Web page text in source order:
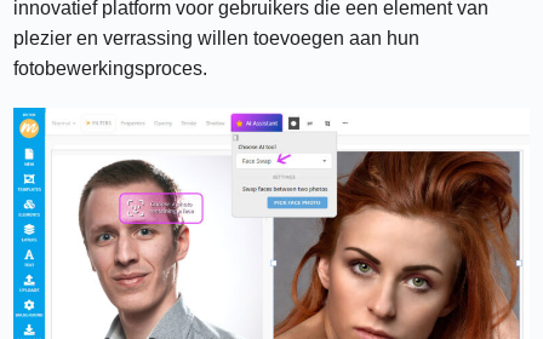
innovatief platform voor gebruikers die een element van
plezier en verrassing willen toevoegen aan hun
fotobewerkingsproces.